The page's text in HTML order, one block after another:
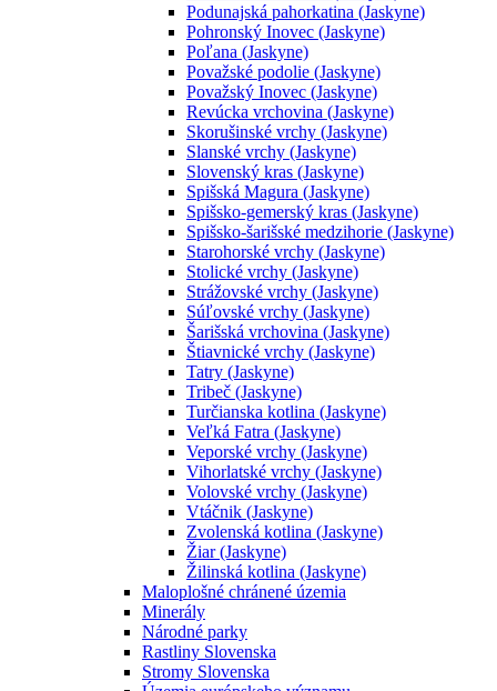
Podunajská pahorkatina (Jaskyne)
Pohronský Inovec (Jaskyne)
Poľana (Jaskyne)
Považské podolie (Jaskyne)
Považský Inovec (Jaskyne)
Revúcka vrchovina (Jaskyne)
Skorušinské vrchy (Jaskyne)
Slanské vrchy (Jaskyne)
Slovenský kras (Jaskyne)
Spišská Magura (Jaskyne)
Spišsko-gemerský kras (Jaskyne)
Spišsko-šarišské medzihorie (Jaskyne)
Starohorské vrchy (Jaskyne)
Stolické vrchy (Jaskyne)
Strážovské vrchy (Jaskyne)
Súľovské vrchy (Jaskyne)
Šarišská vrchovina (Jaskyne)
Štiavnické vrchy (Jaskyne)
Tatry (Jaskyne)
Tribeč (Jaskyne)
Turčianska kotlina (Jaskyne)
Veľká Fatra (Jaskyne)
Veporské vrchy (Jaskyne)
Vihorlatské vrchy (Jaskyne)
Volovské vrchy (Jaskyne)
Vtáčnik (Jaskyne)
Zvolenská kotlina (Jaskyne)
Žiar (Jaskyne)
Žilinská kotlina (Jaskyne)
Maloplošné chránené územia
Minerály
Národné parky
Rastliny Slovenska
Stromy Slovenska